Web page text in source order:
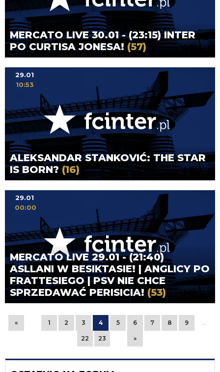
MERCATO LIVE 30.01 - (23:15) INTER
PO CURTISA JONESA!(57)
ALEKSANDAR STANKOVIĆ: THE STAR
IS BORN? (16)
29.01
10:53
MERCATO LIVE 29.01 - (21:40)
ASLLANI W BESIKTASIE! | ANGLICY PO
FRATTESIEGO | PSV NIE CHCE
SPRZEDAWAĆ PERISICIA! (53)
29.01
00:00
« 1 2 3 4 5 6 7 8 9 …
22 23 »